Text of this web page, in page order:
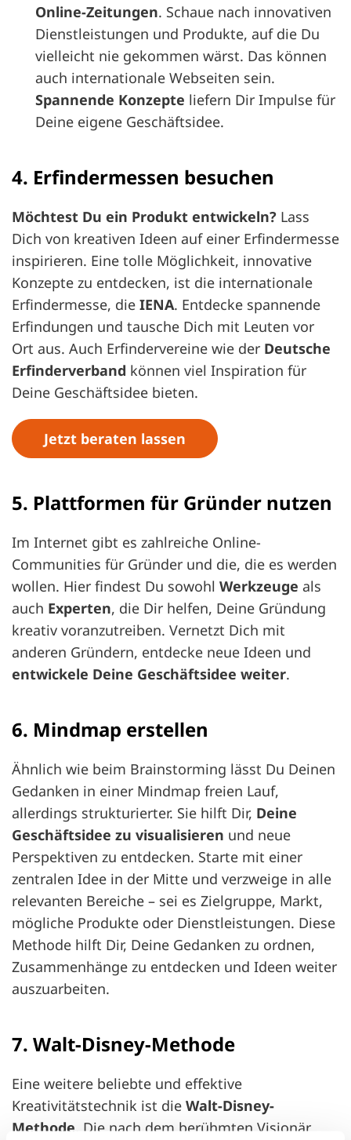
Online-Zeitungen. Schaue nach innovativen
Dienstleistungen und Produkte, auf die Du
vielleicht nie gekommen wärst. Das können
auch internationale Webseiten sein.
Spannende Konzepte liefern Dir Impulse für
Deine eigene Geschäftsidee.
4. Erfindermessen besuchen
Möchtest Du ein Produkt entwickeln? Lass
Dich von kreativen Ideen auf einer Erfindermesse
inspirieren. Eine tolle Möglichkeit, innovative
Konzepte zu entdecken, ist die internationale
Erfindermesse, die IENA. Entdecke spannende
Erfindungen und tausche Dich mit Leuten vor
Ort aus. Auch Erfindervereine wie der Deutsche
Erfinderverband können viel Inspiration für
Deine Geschäftsidee bieten.
Jetzt beraten lassen
5. Plattformen für Gründer nutzen
Im Internet gibt es zahlreiche Online-
Communities für Gründer und die, die es werden
wollen. Hier findest Du sowohl Werkzeuge als
auch Experten, die Dir helfen, Deine Gründung
kreativ voranzutreiben. Vernetzt Dich mit
anderen Gründern, entdecke neue Ideen und
entwickele Deine Geschäftsidee weiter.
6. Mindmap erstellen
Ähnlich wie beim Brainstorming lässt Du Deinen
Gedanken in einer Mindmap freien Lauf,
allerdings strukturierter. Sie hilft Dir, Deine
Geschäftsidee zu visualisieren und neue
Perspektiven zu entdecken. Starte mit einer
zentralen Idee in der Mitte und verzweige in alle
relevanten Bereiche – sei es Zielgruppe, Markt,
mögliche Produkte oder Dienstleistungen. Diese
Methode hilft Dir, Deine Gedanken zu ordnen,
Zusammenhänge zu entdecken und Ideen weiter
auszuarbeiten.
7. Walt-Disney-Methode
Eine weitere beliebte und effektive
Kreativitätstechnik ist die Walt-Disney-
Methode . Die nach dem berühmten Visionär